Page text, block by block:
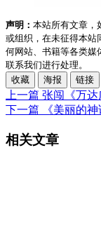
声明： 本站所有文章，
或组织，在未征得本站
何网站、书籍等各类媒
联系我们进行处理。
收藏
海报 链接
上一篇 张闯《万
下一篇
《美丽的
相关文章